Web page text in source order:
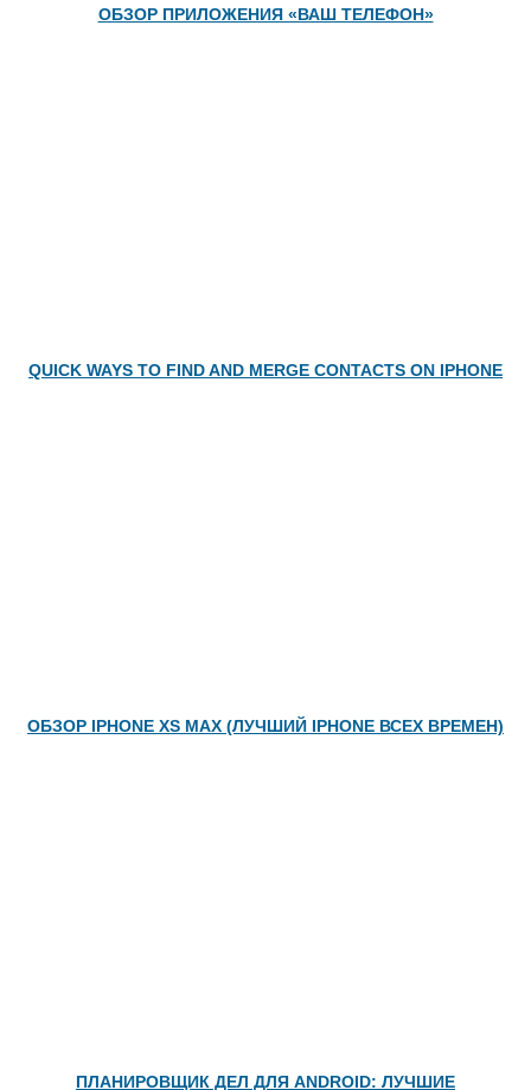
ОБЗОР ПРИЛОЖЕНИЯ «ВАШ ТЕЛЕФОН»
QUICK WAYS TO FIND AND MERGE CONTACTS ON IPHONE
ОБЗОР IPHONE XS MAX (ЛУЧШИЙ IPHONE ВСЕХ ВРЕМЕН)
ПЛАНИРОВЩИК ДЕЛ ДЛЯ ANDROID: ЛУЧШИЕ